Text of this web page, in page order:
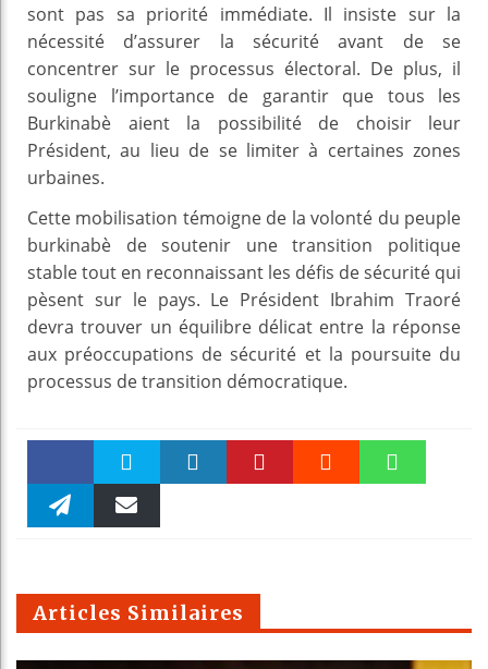
sont pas sa priorité immédiate. Il insiste sur la
nécessité d’assurer la sécurité avant de se
concentrer sur le processus électoral. De plus, il
souligne l’importance de garantir que tous les
Burkinabè aient la possibilité de choisir leur
Président, au lieu de se limiter à certaines zones
urbaines.
Cette mobilisation témoigne de la volonté du peuple
burkinabè de soutenir une transition politique
stable tout en reconnaissant les défis de sécurité qui
pèsent sur le pays. Le Président Ibrahim Traoré
devra trouver un équilibre délicat entre la réponse
aux préoccupations de sécurité et la poursuite du
processus de transition démocratique.
Faceboo Twitter
m
Articles Similaires